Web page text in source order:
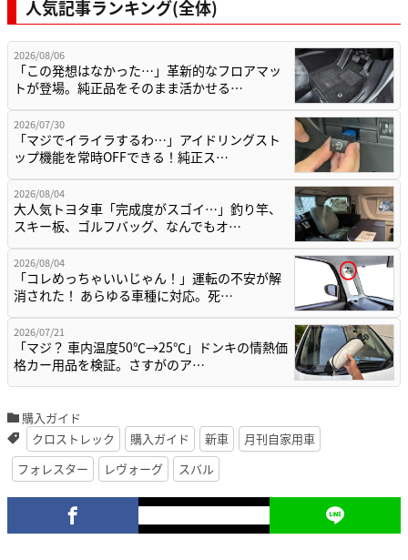
人気記事ランキング(全体)
2026/08/06
「この発想はなかった…」革新的なフロアマッ
トが登場。純正品をそのまま活かせる…
2026/07/30
「マジでイライラするわ…」アイドリングスト
ップ機能を常時OFFできる！純正ス…
2026/08/04
大人気トヨタ車「完成度がスゴイ…」釣り竿、
スキー板、ゴルフバッグ、なんでもオ…
2026/08/04
「コレめっちゃいいじゃん！」運転の不安が解
消された！ あらゆる車種に対応。死…
2026/07/21
「マジ？ 車内温度50℃→25℃」ドンキの情熱価
格カー用品を検証。さすがのア…
購入ガイド
クロストレック
購入ガイド 新車
月刊自家用車
フォレスター
レヴォーグ スバル